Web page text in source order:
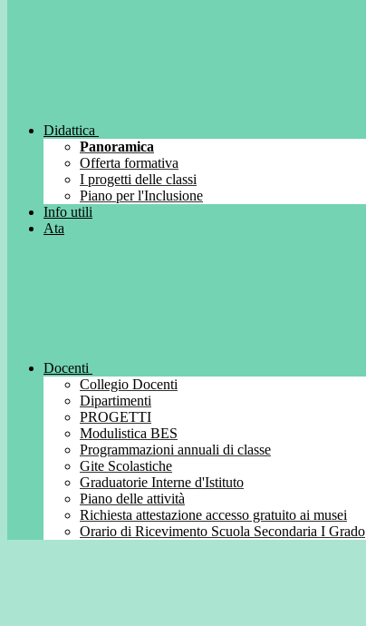
Didattica
Panoramica
Offerta formativa
I progetti delle classi
Piano per l'Inclusione
Info utili
Ata
Docenti
Collegio Docenti
Dipartimenti
PROGETTI
Modulistica BES
Programmazioni annuali di classe
Gite Scolastiche
Graduatorie Interne d'Istituto
Piano delle attività
Richiesta attestazione accesso gratuito ai musei
Orario di Ricevimento Scuola Secondaria I Grado